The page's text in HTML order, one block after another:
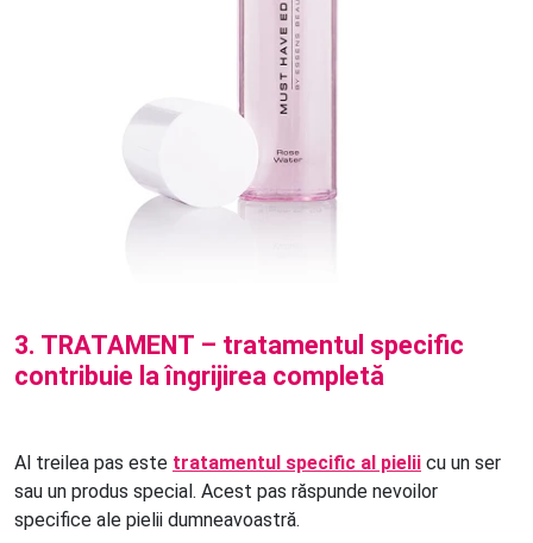
3. TRATAMENT – tratamentul specific
contribuie la îngrijirea completă
Al treilea pas este tratamentul specific al pielii cu un ser
sau un produs special. Acest pas răspunde nevoilor
specifice ale pielii dumneavoastră.